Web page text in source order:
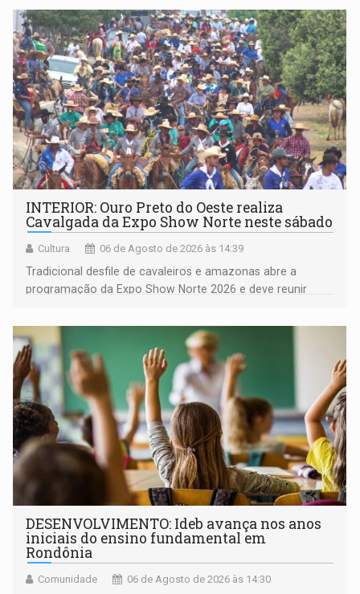
Pedro Geovar (PP) e a vice-prefeita Magna dos Anjos
(NOVO)
INTERIOR: Ouro Preto do Oeste realiza
Cavalgada da Expo Show Norte neste sábado
Cultura 06 de Agosto de 2026 às 14:39
Tradicional desfile de cavaleiros e amazonas abre a
programação da Expo Show Norte 2026 e deve reunir
DESENVOLVIMENTO: Ideb avança nos anos
iniciais do ensino fundamental em
Rondônia
Comunidade 06 de Agosto de 2026 às 14:30